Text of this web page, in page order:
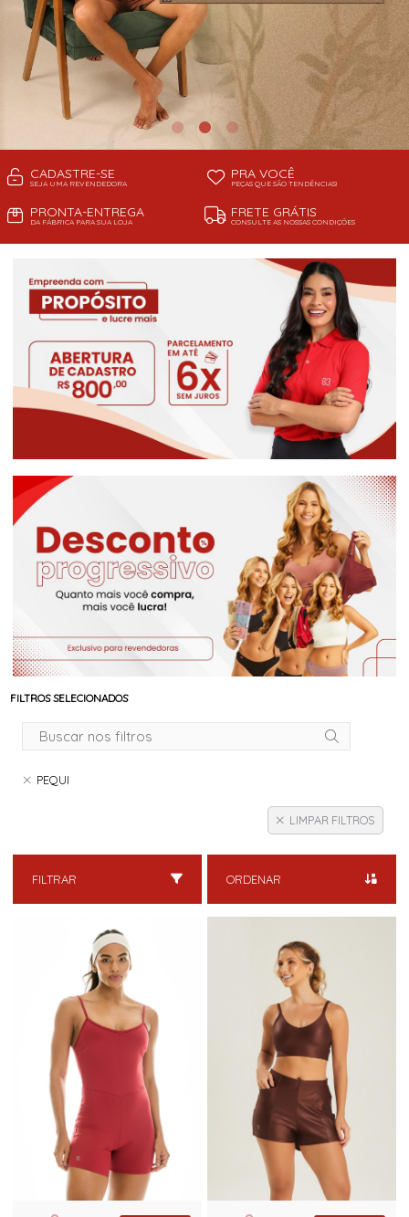
CADASTRE-SE
SEJA UMA REVENDEDORA
PRA VOCÊ
PEÇAS QUE SÃO TENDÊNCIAS!
PRONTA-ENTREGA
DA FÁBRICA PARA SUA LOJA
FRETE GRÁTIS
CONSULTE AS NOSSAS CONDIÇÕES
FILTROS SELECIONADOS
PEQUI
LIMPAR FILTROS
FILTRAR ORDENAR